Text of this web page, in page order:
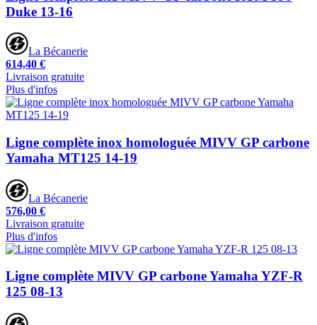
Duke 13-16
La Bécanerie
614,40 €
Livraison gratuite
Plus d'infos
Ligne complète inox homologuée MIVV GP carbone
Yamaha MT125 14-19
La Bécanerie
576,00 €
Livraison gratuite
Plus d'infos
Ligne complète MIVV GP carbone Yamaha YZF-R
125 08-13